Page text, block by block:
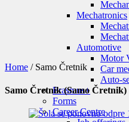
Mechatronics
Automotive
Motor
Car
Auto-
Erasmus+
Forms
Career Centre
Home / Samo Čretnik
Samo Čretnik (Samo Čretnik)